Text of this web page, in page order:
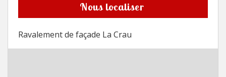
Nous localiser
Ravalement de façade La Crau